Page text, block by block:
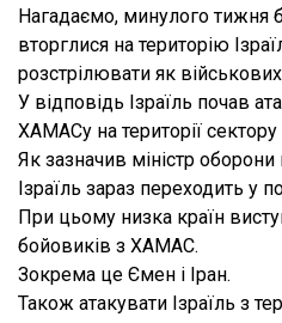
Нагадаємо, минулого
вторглися на територію
розстрілювати як
У відповідь Ізраїль почав
ХАМАСу на території сектору
Як зазначив міністр
Ізраїль зараз переходить у
При цьому низка країн
бойовиків з ХАМАС.
Зокрема це Ємен і Іран.
Також атакувати Ізраїль з